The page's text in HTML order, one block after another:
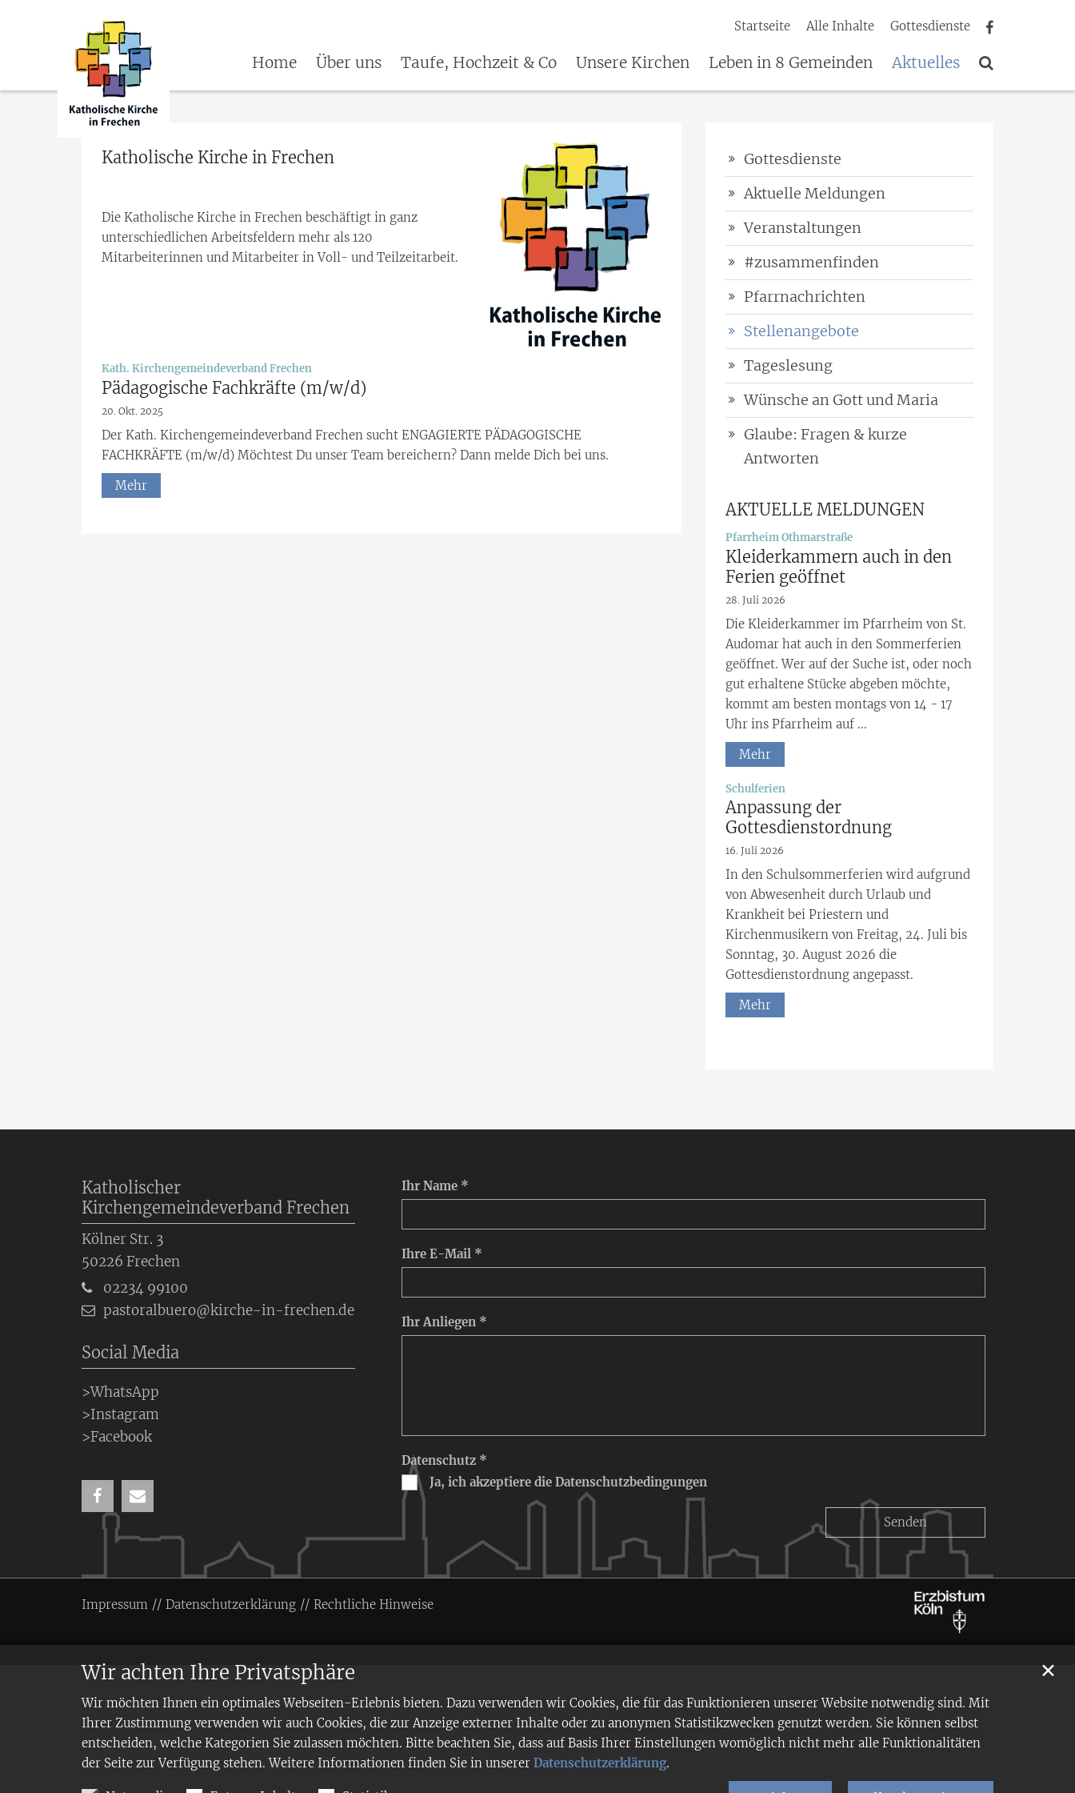
Wir achten Ihre Privatsphäre
Wir möchten Ihnen ein optimales Webseiten-Erlebnis bieten. Dazu verwenden wir Cookies, die für das Funktionieren unserer Website notwendig sind. Mit
Ihrer Zustimmung verwenden wir auch Cookies, die zur Anzeige externer Inhalte oder zu anonymen Statistikzwecken genutzt werden. Sie können selbst
entscheiden, welche Kategorien Sie zulassen möchten. Bitte beachten Sie, dass auf Basis Ihrer Einstellungen womöglich nicht mehr alle Funktionalitäten
der Seite zur Verfügung stehen. Weitere Informationen finden Sie in unserer Datenschutzerklärung.
✕
Startseite Alle Inhalte Gottesdienste
Home Über uns Taufe, Hochzeit & Co Unsere Kirchen Leben in 8 Gemeinden Aktuelles
Katholische Kirche in Frechen
Die Katholische Kirche in Frechen beschäftigt in ganz
unterschiedlichen Arbeitsfeldern mehr als 120
Mitarbeiterinnen und Mitarbeiter in Voll- und Teilzeitarbeit.
Kath. Kirchengemeindeverband Frechen:
Pädagogische Fachkräfte (m/w/d)
20. Okt. 2025
Der Kath. Kirchengemeindeverband Frechen sucht ENGAGIERTE PÄDAGOGISCHE
FACHKRÄFTE (m/w/d) Möchtest Du unser Team bereichern? Dann melde Dich bei uns.
Mehr
Gottesdienste
Aktuelle Meldungen
Veranstaltungen
#zusammenfinden
Pfarrnachrichten
Stellenangebote
Tageslesung
Wünsche an Gott und Maria
Glaube: Fragen & kurze
Antworten
AKTUELLE MELDUNGEN
Pfarrheim Othmarstraße:
Kleiderkammern auch in den
Ferien geöffnet
28. Juli 2026
Die Kleiderkammer im Pfarrheim von St.
Audomar hat auch in den Sommerferien
geöffnet. Wer auf der Suche ist, oder noch
gut erhaltene Stücke abgeben möchte,
kommt am besten montags von 14 - 17
Uhr ins Pfarrheim auf ...
Mehr
Schulferien
Anpassung der
Gottesdienstordnung
16. Juli 2026
In den Schulsommerferien wird aufgrund
von Abwesenheit durch Urlaub und
Krankheit bei Priestern und
Kirchenmusikern von Freitag, 24. Juli bis
Sonntag, 30. August 2026 die
Gottesdienstordnung angepasst.
Mehr
Ihr Name *
Ihre E-Mail *
Ihr Anliegen *
Datenschutz *
Ja, ich akzeptiere die Datenschutzbedingungen
Katholischer
Kirchengemeindeverband Frechen
Kölner Str. 3
50226 Frechen
02234 99100
pastoralbuero@kirche-in-frechen.de
Social Media
>WhatsApp
>Instagram
>Facebook
Impressum Datenschutzerklärung Rechtliche Hinweise